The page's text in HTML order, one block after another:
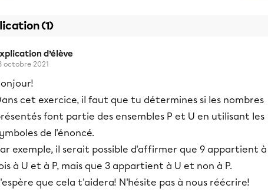
(1)
d’élève
octobre 2021
cet exercice, il faut que tu détermines si les nombres
font partie des ensembles P et U en utilisant les
de l'énoncé.
exemple, il serait possible d'affirmer que 9 appartient
à U et à P, mais que 3 appartient à U et non à P.
que cela t'aidera! N'hésite pas à nous réécrire!